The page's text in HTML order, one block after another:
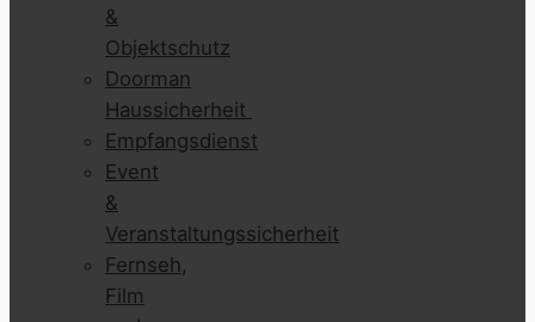
&
Objektschutz
Doorman
Haussicherheit
Empfangsdienst
Event
&
Veranstaltungssicherheit
Fernseh,
Film